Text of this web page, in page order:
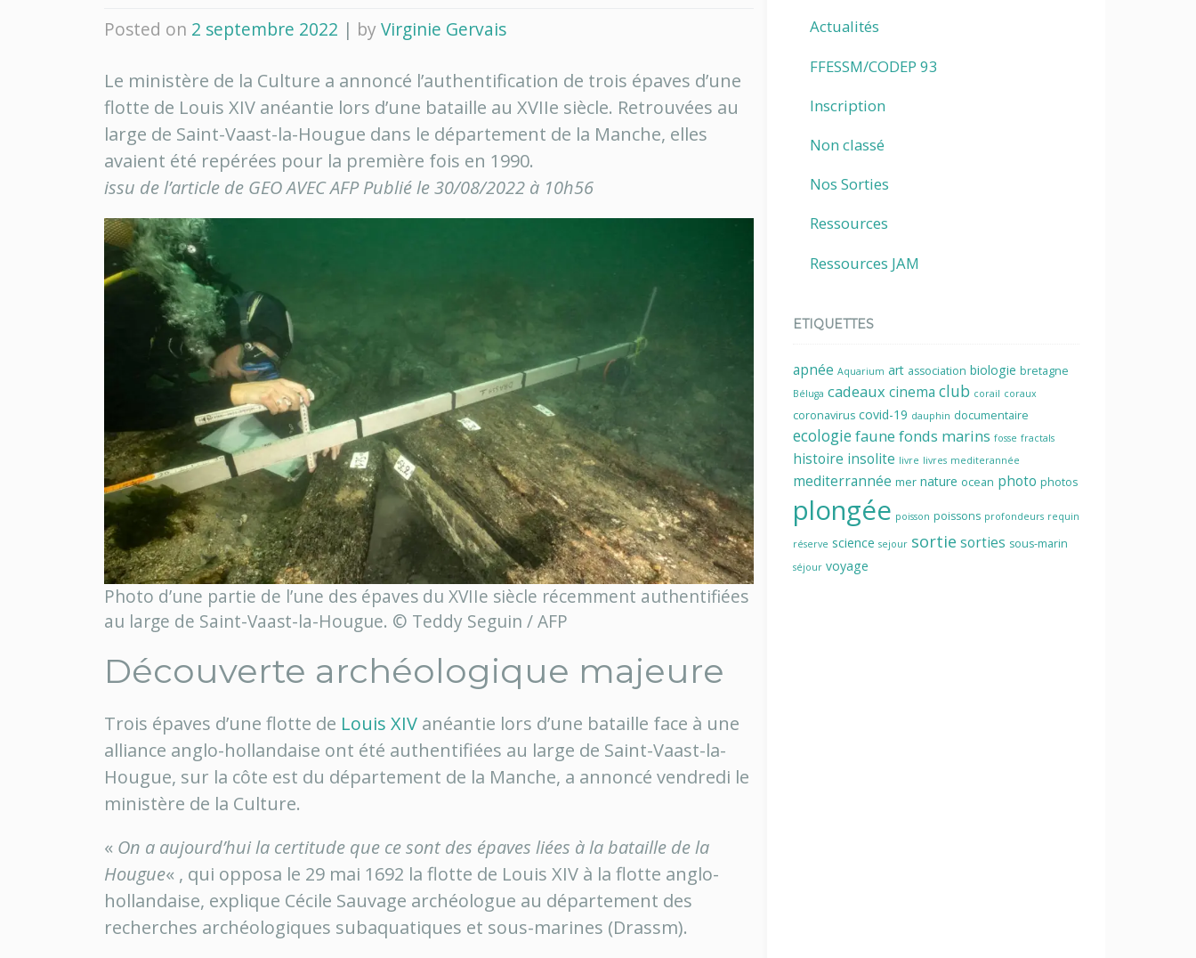
Posted on 2 septembre 2022 | byVirginie Gervais
Le ministère de la Culture a annoncé l’authentification de trois épaves d’une
flotte de Louis XIV anéantie lors d’une bataille au XVIIe siècle. Retrouvées au
large de Saint-Vaast-la-Hougue dans le département de la Manche, elles
avaient été repérées pour la première fois en 1990.
issu de l’article de GEO AVEC AFP Publié le 30/08/2022 à 10h56
Photo d’une partie de l’une des épaves du XVIIe siècle récemment authentifiées
au large de Saint-Vaast-la-Hougue. © Teddy Seguin / AFP
Découverte archéologique majeure
Trois épaves d’une flotte de Louis XIV anéantie lors d’une bataille face à une
alliance anglo-hollandaise ont été authentifiées au large de Saint-Vaast-la-
Hougue, sur la côte est du département de la Manche, a annoncé vendredi le
ministère de la Culture.
« On a aujourd’hui la certitude que ce sont des épaves liées à la bataille de la
Hougue« , qui opposa le 29 mai 1692 la flotte de Louis XIV à la flotte anglo-
hollandaise, explique Cécile Sauvage archéologue au département des
recherches archéologiques subaquatiques et sous-marines (Drassm).
Actualités
FFESSM/CODEP 93
Inscription
Non classé
Nos Sorties
Ressources
Ressources JAM
ETIQUETTES
apnée Aquarium art association biologie bretagne
Béluga cadeaux cinema club corail coraux
coronavirus covid-19 dauphin documentaire
ecologiefaune fonds marins fosse fractals
histoire insolite livre livres mediterannée
mediterrannée mer nature ocean photo photos
plongée poisson poissons profondeurs requin
réserve science sejour sortie sorties sous-marin
séjour voyage